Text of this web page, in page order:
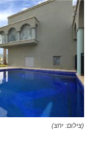
(צילום: יחצ)